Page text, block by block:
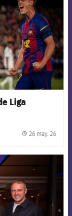
Liga
26 may. 26
badge